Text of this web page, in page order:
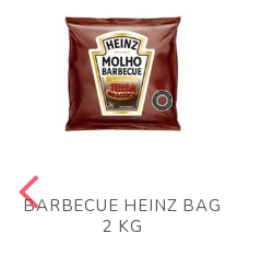
BARBECUE HEINZ BAG
2 KG